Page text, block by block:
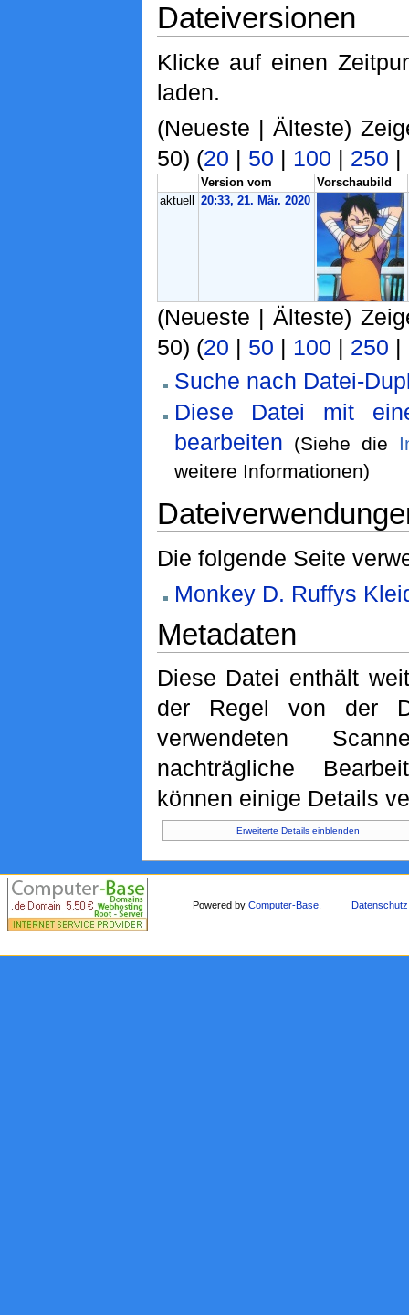
Dateiversionen
Klicke auf einen
laden.
(Neueste | Älteste)
50) (20 | 50 | 100 | 250 |
Version vom
Vorschaubild
aktuell
20:33, 21. Mär. 2020
(Neueste | Älteste)
50) (20 | 50 | 100 | 250 |
Suche nach Datei-
Diese Datei mit
bearbeiten
(Siehe die
weitere Informationen)
Die folgende Seite
Monkey D. Ruffys
Metadaten
Diese Datei enthält
der Regel von der
verwendeten
nachträgliche
können einige Details
Erweiterte Details einblenden
Powered byComputer-Base Datenschutz